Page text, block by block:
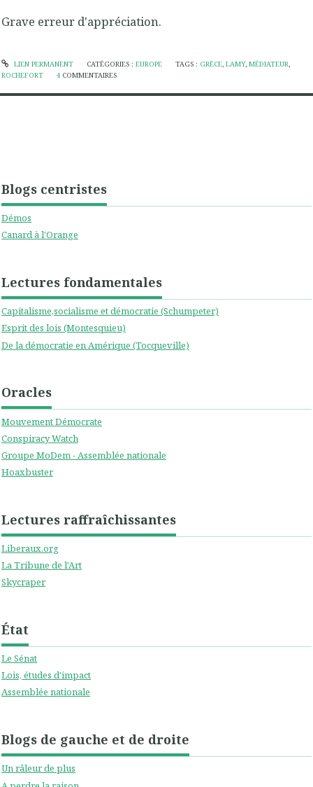
Blogs centristes
Démos
Canard à l'Orange
Lectures fondamentales
Capitalisme,socialisme et démocratie (Schumpeter)
Esprit des lois (Montesquieu)
De la démocratie en Amérique (Tocqueville)
Oracles
Mouvement Démocrate
Conspiracy Watch
Groupe MoDem - Assemblée nationale
Hoaxbuster
Lectures raffraîchissantes
Liberaux.org
La Tribune de l'Art
Skycraper
État
Le Sénat
Lois, études d'impact
Assemblée nationale
Blogs de gauche et de droite
Un râleur de plus
Grave erreur d'appréciation.
LIEN PERMANENT CATÉGORIES : EUROPE TAGS : GRÈCE,LAMY,MÉDIATEUR,
ROCHEFORT
4 COMMENTAIRES